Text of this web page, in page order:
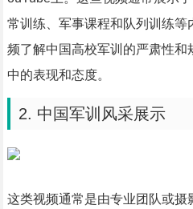
常训练、军事课程和队列训练
频了解中国高校军训的严肃性和
中的表现和态度。
2. 中国军训风采展示
这类视频通常是由专业团队或摄